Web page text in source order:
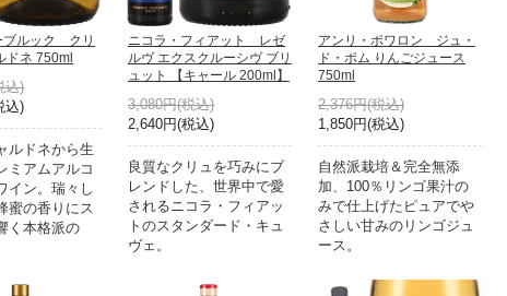
ブルック クリ
ドネ 750ml
込)
込)
ルドネから生
ミアムアルコ
イン。瑞々し
蜜の香りにス
く本格派の
ニコラ・フィアット レゼ
ルヴ エクスクルーシヴ ブリ
ュット 【キャール 200ml】
3,080円(税込)
2,640円(税込)
良質なクリュを巧みにブ
レンドした、世界中で愛
されるニコラ・フィアッ
トのスタンダード・キュ
ヴェ。
アンリ・ポワロン ジュ・
ド・ポム りんごジュース
750ml
2,376円(税込)
1,850円(税込)
自然派栽培＆完全無添
加、100％リンゴ果汁の
みで仕上げたピュアでや
さしい甘みのリンゴジュ
ース。